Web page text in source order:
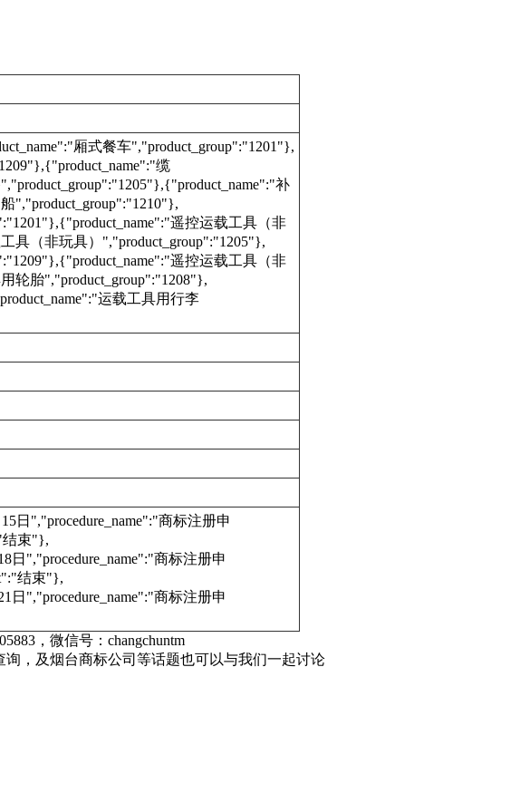
厢式餐车","product_group":"1201"},
缆
补
","product_group":"1210"},
遥控运载工具（非
具（非玩具）","product_group":"1205"},
遥控运载工具（非
轮胎","product_group":"1208"},
运载工具用行李
日","procedure_name":"商标注册申
结束"},
日","procedure_name":"商标注册申
结束"},
日","procedure_name":"商标注册申
，微信号：changchuntm
，及烟台商标公司等话题也可以与我们一起讨论